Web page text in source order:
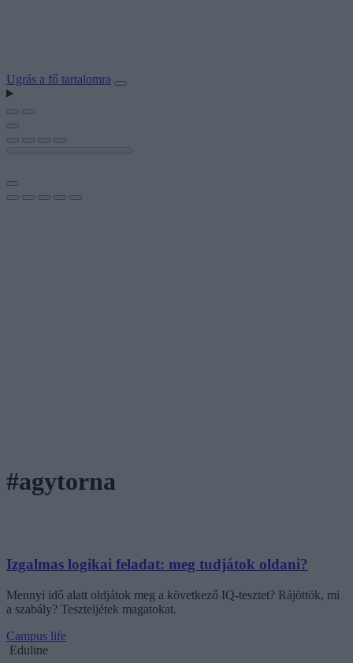
Ugrás a fő tartalomra
#agytorna
Izgalmas logikai feladat: meg tudjátok oldani?
Mennyi idő alatt oldjátok meg a következő IQ-tesztet? Rájöttök, mi
a szabály? Teszteljétek magatokat.
Campus life
Eduline